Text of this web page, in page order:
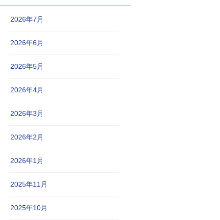
2026年7月
2026年6月
2026年5月
2026年4月
2026年3月
2026年2月
2026年1月
2025年11月
2025年10月